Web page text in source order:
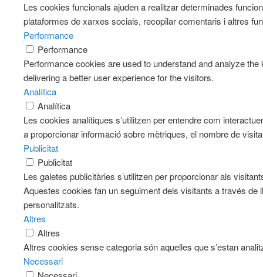
Les cookies funcionals ajuden a realitzar determinades
plataformes de xarxes socials, recopilar comentaris i altres
Performance
Performance
Performance cookies are used to understand and analyze
delivering a better user experience for the visitors.
Analítica
Analítica
Les cookies analítiques s’utilitzen per entendre com
a proporcionar informació sobre mètriques, el nombre de
Publicitat
Publicitat
Les galetes publicitàries s’utilitzen per proporcionar als
Aquestes cookies fan un seguiment dels visitants a través
personalitzats.
Altres
Altres
Altres cookies sense categoria són aquelles que s’estan
Necessari